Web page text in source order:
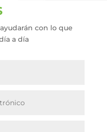
con lo que
a día